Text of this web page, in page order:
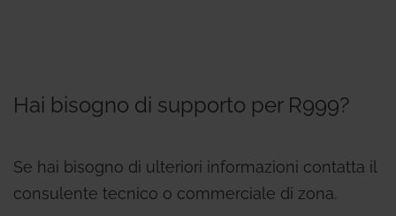
Hai bisogno di supporto per R999?
Se hai bisogno di ulteriori informazioni contatta il
consulente tecnico o commerciale di zona.